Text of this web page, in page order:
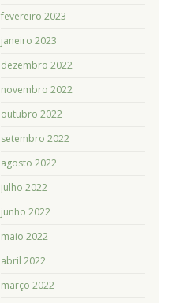
fevereiro 2023
janeiro 2023
dezembro 2022
novembro 2022
outubro 2022
setembro 2022
agosto 2022
julho 2022
junho 2022
maio 2022
abril 2022
março 2022